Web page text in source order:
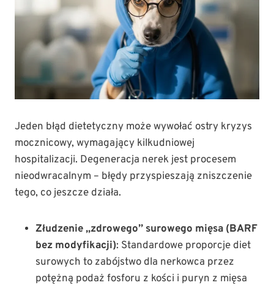
Jeden błąd dietetyczny może wywołać ostry kryzys
mocznicowy, wymagający kilkudniowej
hospitalizacji. Degeneracja nerek jest procesem
nieodwracalnym – błędy przyspieszają zniszczenie
tego, co jeszcze działa.
Złudzenie „zdrowego” surowego mięsa (BARF
bez modyfikacji): Standardowe proporcje diet
surowych to zabójstwo dla nerkowca przez
potężną podaż fosforu z kości i puryn z mięsa